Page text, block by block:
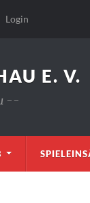
Login
E. V.
--